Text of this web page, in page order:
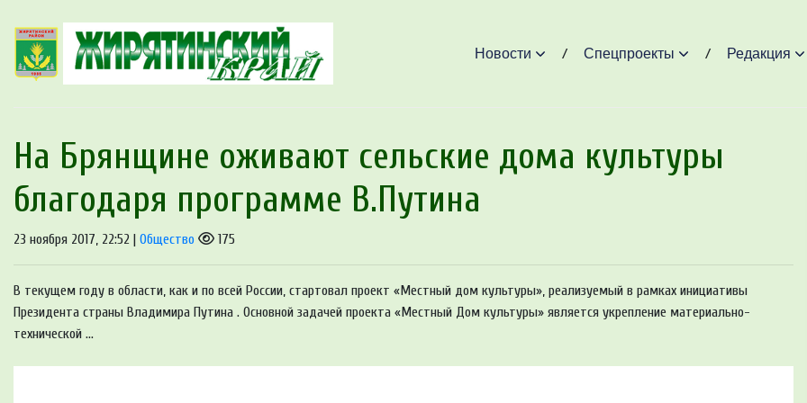
Новости Спецпроекты Редакция
На Брянщине оживают сельские дома культуры
благодаря программе В.Путина
23 ноября 2017, 22:52 | Общество 175
В текущем году в области, как и по всей России, стартовал проект «Местный дом культуры», реализуемый в рамках инициативы
Президента страны Владимира Путина . Основной задачей проекта «Местный Дом культуры» является укрепление материально-
технической ...